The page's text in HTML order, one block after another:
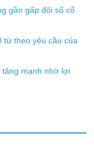
gần gấp đôi số cổ
từ theo yêu cầu của
tăng mạnh nhờ lợi